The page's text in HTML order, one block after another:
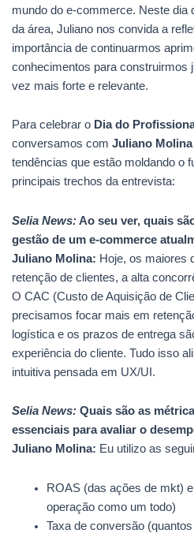
mundo do e-commerce. Neste dia
da área, Juliano nos convida a
importância de continuarmos
conhecimentos para construirmos
vez mais forte e relevante.
Para celebrar o Dia do
conversamos com Juliano Molina
tendências que estão moldando o
principais trechos da entrevista:
Selia News:Ao seu ver, quais
gestão de um e-commerce
Juliano Molina: Hoje, os maiores
retenção de clientes, a alta
O CAC (Custo de Aquisição de
precisamos focar mais em
logística e os prazos de entrega
experiência do cliente. Tudo isso
intuitiva pensada em UX/UI.
Selia News: Quais são as
essenciais para avaliar o
Juliano Molina: Eu utilizo as
ROAS (das ações de mkt)
operação como um todo)
Taxa de conversão